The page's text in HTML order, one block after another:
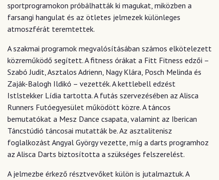
sportprogramokon próbálhatták ki magukat, miközben a
farsangi hangulat és az ötletes jelmezek különleges
atmoszférát teremtettek.
A szakmai programok megvalósításában számos elkötelezett
közreműködő segített. A fitness órákat a Fitt Fitness edzői –
Szabó Judit, Asztalos Adrienn, Nagy Klára, Posch Melinda és
Zaják-Balogh Ildikó – vezették. A kettlebell edzést
Istlstekker Lídia tartotta. A futás szervezésében az Alisca
Runners Futóegyesület működött közre. A táncos
bemutatókat a Mesz Dance csapata, valamint az Iberican
Táncstúdió táncosai mutatták be. Az asztalitenisz
foglalkozást Angyal György vezette, míg a darts programhoz
az Alisca Darts biztosította a szükséges felszerelést.
A jelmezbe érkező résztvevőket külön is jutalmaztuk. A